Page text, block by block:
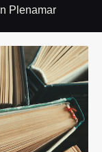
Plenamar